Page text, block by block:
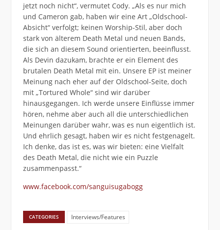
jetzt noch nicht“, vermutet Cody. „Als es nur mich
und Cameron gab, haben wir eine Art „Oldschool-
Absicht“ verfolgt; keinen Worship-Stil, aber doch
stark von älterem Death Metal und neuen Bands,
die sich an diesem Sound orientierten, beeinflusst.
Als Devin dazukam, brachte er ein Element des
brutalen Death Metal mit ein. Unsere EP ist meiner
Meinung nach eher auf der Oldschool-Seite, doch
mit „Tortured Whole“ sind wir darüber
hinausgegangen. Ich werde unsere Einflüsse immer
hören, nehme aber auch all die unterschiedlichen
Meinungen darüber wahr, was es nun eigentlich ist.
Und ehrlich gesagt, haben wir es nicht festgenagelt.
Ich denke, das ist es, was wir bieten: eine Vielfalt
des Death Metal, die nicht wie ein Puzzle
zusammenpasst.“
www.facebook.com/sanguisugabogg
CATEGORIES Interviews/Features